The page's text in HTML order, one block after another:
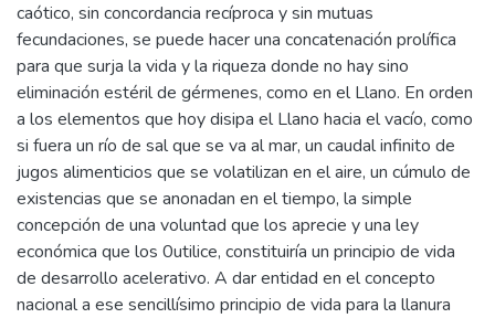
caótico, sin concordancia recíproca y sin mutuas
fecundaciones, se puede hacer una concatenación prolífica
para que surja la vida y la riqueza donde no hay sino
eliminación estéril de gérmenes, como en el Llano. En orden
a los elementos que hoy disipa el Llano hacia el vacío, como
si fuera un río de sal que se va al mar, un caudal infinito de
jugos alimenticios que se volatilizan en el aire, un cúmulo de
existencias que se anonadan en el tiempo, la simple
concepción de una voluntad que los aprecie y una ley
económica que los 0utilice, constituiría un principio de vida
de desarrollo acelerativo. A dar entidad en el concepto
nacional a ese sencillísimo principio de vida para la llanura